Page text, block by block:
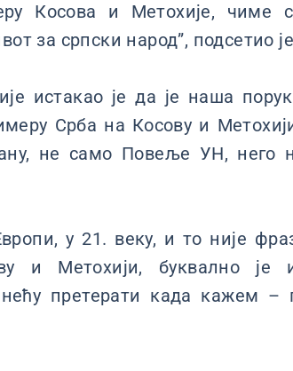
Косова и Метохије, чиме
за српски народ”, подсетио
истакао је да је наша
Срба на Косову и
не само Повеље УН, него
у 21. веку, и то није
и Метохији, буквално је
нећу претерати када кажем –